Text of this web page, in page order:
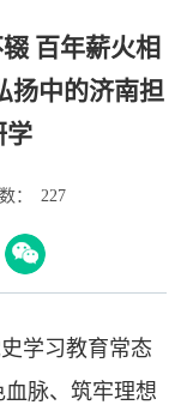
百年薪火相
中的济南担
学
： 227
学习教育常态
脉、筑牢理想